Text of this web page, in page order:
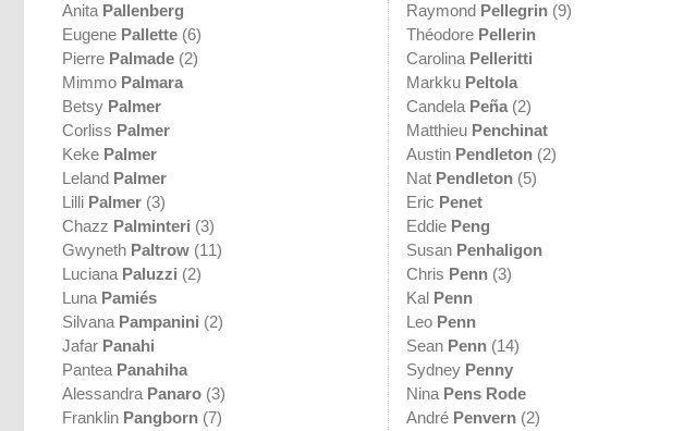
Anita Pallenberg
Eugene Pallette (6)
Pierre Palmade (2)
Mimmo Palmara
Betsy Palmer
Corliss Palmer
Keke Palmer
Leland Palmer
Lilli Palmer (3)
Chazz Palminteri (3)
Gwyneth Paltrow (11)
Luciana Paluzzi (2)
Luna Pamiés
Silvana Pampanini (2)
Jafar Panahi
Pantea Panahiha
Alessandra Panaro (3)
Franklin Pangborn (7)
Raymond Pellegrin (9)
Théodore Pellerin
Carolina Pelleritti
Markku Peltola
Candela Peña (2)
Matthieu Penchinat
Austin Pendleton (2)
Nat Pendleton (5)
Eric Penet
Eddie Peng
Susan Penhaligon
Chris Penn (3)
Kal Penn
Leo Penn
Sean Penn (14)
Sydney Penny
Nina Pens Rode
André Penvern (2)